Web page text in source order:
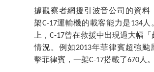
據觀察者網援引波音公司的資料
架C-17運輸機的載客能力是134人
上，C-17曾在救援中出現過大幅「
情況。例如2013年菲律賓超強颱
擊菲律賓，一架C-17搭載了670人。